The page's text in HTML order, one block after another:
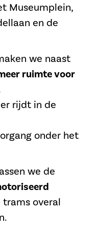
Museumplein,
en de
we naast
ruimte voor
rijdt in de
onder het
we de
trams overal